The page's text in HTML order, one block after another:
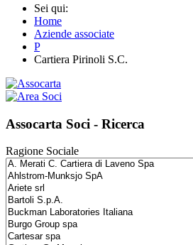
Sei qui:
Home
Aziende associate
P
Cartiera Pirinoli S.C.
Assocarta Soci - Ricerca
Ragione Sociale